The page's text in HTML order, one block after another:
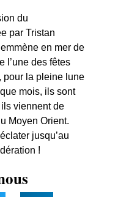
du
par Tristan
en mer de
l’une des fêtes
pour la pleine lune
mois, ils sont
viennent de
Moyen Orient.
jusqu’au
!